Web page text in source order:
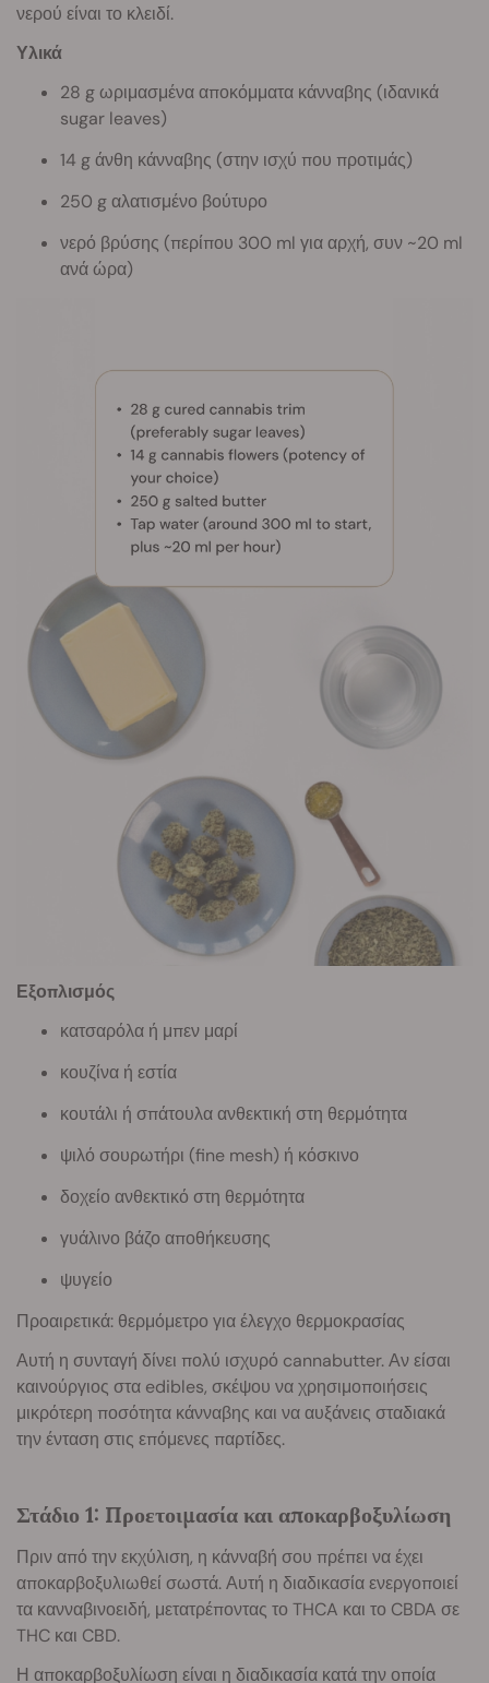
νερού είναι το κλειδί.
Υλικά
28 g ωριμασμένα αποκόμματα κάνναβης (ιδανικά
sugar leaves)
14 g άνθη κάνναβης (στην ισχύ που προτιμάς)
250 g αλατισμένο βούτυρο
νερό βρύσης (περίπου 300 ml για αρχή, συν ~20 ml
ανά ώρα)
Εξοπλισμός
κατσαρόλα ή μπεν μαρί
κουζίνα ή εστία
κουτάλι ή σπάτουλα ανθεκτική στη θερμότητα
ψιλό σουρωτήρι (fine mesh) ή κόσκινο
δοχείο ανθεκτικό στη θερμότητα
γυάλινο βάζο αποθήκευσης
ψυγείο
Προαιρετικά: θερμόμετρο για έλεγχο θερμοκρασίας
Αυτή η συνταγή δίνει πολύ ισχυρό cannabutter. Αν είσαι
καινούργιος στα edibles, σκέψου να χρησιμοποιήσεις
μικρότερη ποσότητα κάνναβης και να αυξάνεις σταδιακά
την ένταση στις επόμενες παρτίδες.
Στάδιο 1: Προετοιμασία και αποκαρβοξυλίωση
Πριν από την εκχύλιση, η κάνναβή σου πρέπει να έχει
αποκαρβοξυλιωθεί σωστά. Αυτή η διαδικασία ενεργοποιεί
τα κανναβινοειδή, μετατρέποντας το THCA και το CBDA σε
THC και CBD.
Η αποκαρβοξυλίωση είναι η διαδικασία κατά την οποία